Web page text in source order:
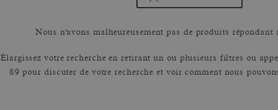
Nous n'avons malheureusement pas de produits répondant
Élargissez votre recherche en retirant un ou plusieurs filtres ou
89 pour discuter de votre recherche et voir comment nous